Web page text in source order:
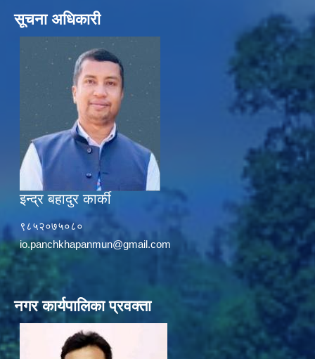
सूचना अधिकारी
इन्द्र बहादुर कार्की
९८५२०७५०८०
io.panchkhapanmun@gmail.com
नगर कार्यपालिका प्रवक्ता